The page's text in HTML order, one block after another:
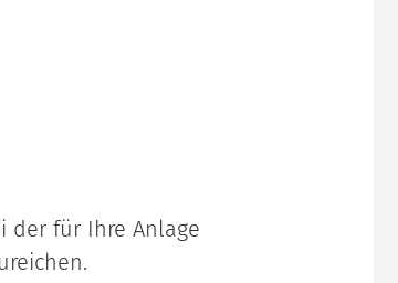
der für Ihre Anlage